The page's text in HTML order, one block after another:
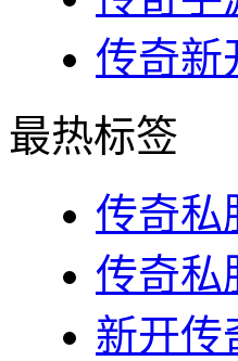
传奇新
最热标签
传奇私
传奇私
新开传